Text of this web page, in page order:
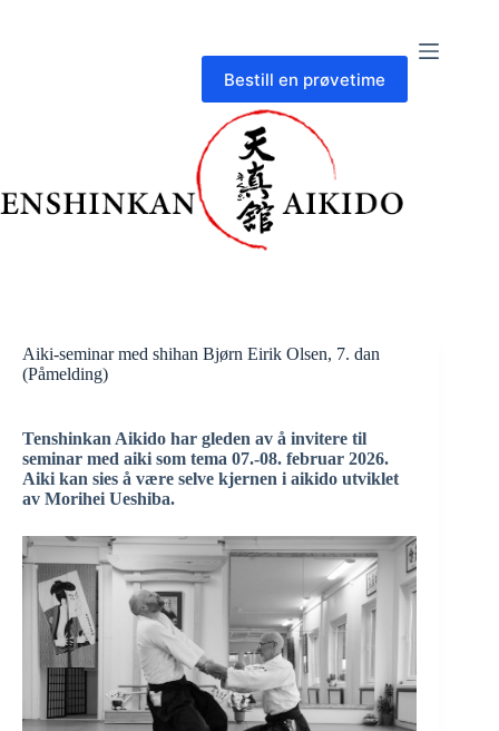
Bestill en prøvetime
Aiki-seminar med shihan Bjørn Eirik Olsen, 7. dan
(Påmelding)
Tenshinkan Aikido har gleden av å invitere til
seminar med aiki som tema 07.-08. februar 2026.
Aiki kan sies å være selve kjernen i aikido utviklet
av Morihei Ueshiba.